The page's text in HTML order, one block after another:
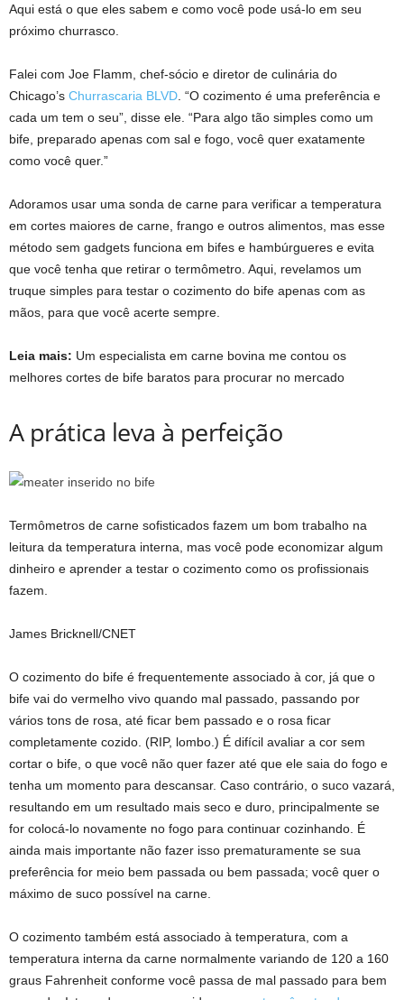
Aqui está o que eles sabem e como você pode usá-lo em seu
próximo churrasco.
Falei com Joe Flamm, chef-sócio e diretor de culinária do
Chicago’s Churrascaria BLVD . “O cozimento é uma preferência e
cada um tem o seu”, disse ele. “Para algo tão simples como um
bife, preparado apenas com sal e fogo, você quer exatamente
como você quer.”
Adoramos usar uma sonda de carne para verificar a temperatura
em cortes maiores de carne, frango e outros alimentos, mas esse
método sem gadgets funciona em bifes e hambúrgueres e evita
que você tenha que retirar o termômetro. Aqui, revelamos um
truque simples para testar o cozimento do bife apenas com as
mãos, para que você acerte sempre.
Leia mais: Um especialista em carne bovina me contou os
melhores cortes de bife baratos para procurar no mercado
A prática leva à perfeição
Termômetros de carne sofisticados fazem um bom trabalho na
leitura da temperatura interna, mas você pode economizar algum
dinheiro e aprender a testar o cozimento como os profissionais
fazem.
James Bricknell/CNET
O cozimento do bife é frequentemente associado à cor, já que o
bife vai do vermelho vivo quando mal passado, passando por
vários tons de rosa, até ficar bem passado e o rosa ficar
completamente cozido. (RIP, lombo.) É difícil avaliar a cor sem
cortar o bife, o que você não quer fazer até que ele saia do fogo e
tenha um momento para descansar. Caso contrário, o suco vazará,
resultando em um resultado mais seco e duro, principalmente se
for colocá-lo novamente no fogo para continuar cozinhando. É
ainda mais importante não fazer isso prematuramente se sua
preferência for meio bem passada ou bem passada; você quer o
máximo de suco possível na carne.
O cozimento também está associado à temperatura, com a
temperatura interna da carne normalmente variando de 120 a 160
graus Fahrenheit conforme você passa de mal passado para bem